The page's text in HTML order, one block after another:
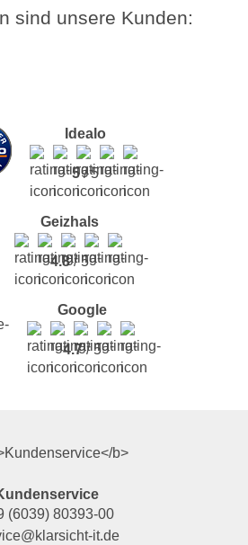
sind unsere Kunden:
Idealo
5/ 5
Geizhals
4.8/ 5
Google
4.7/ 5
(6039) 80393-00
it.de